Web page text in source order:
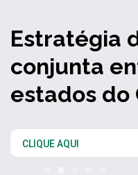
Estratégia
conjunta
estados do
CLIQUE AQUI